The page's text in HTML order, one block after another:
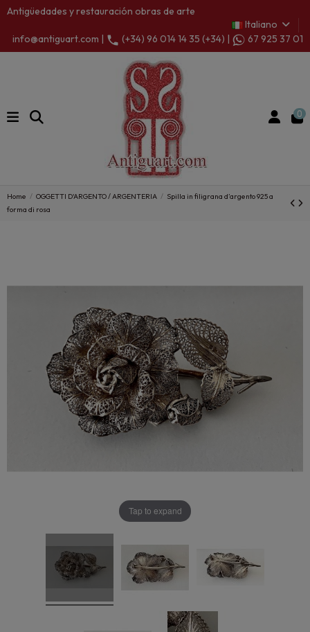
Antigüedades y restauración obras de arte
Italiano
info@antiguart.com |
(+34) 96 014 14 35 (+34) | 67 925 37 01
0
Home OGGETTI D'ARGENTO / ARGENTERIA
Spilla in filigrana d’argento 925 a
forma di rosa
Tap to expand